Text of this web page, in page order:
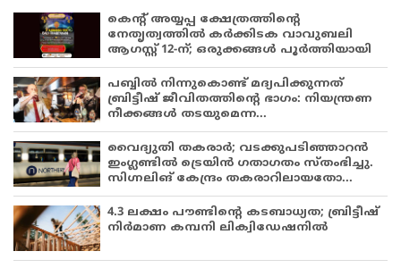
കെന്റ് അയ്യപ്പ ക്ഷേത്രത്തിന്റെ
നേതൃത്വത്തിൽ കർക്കിടക വാവുബലി
ആഗസ്റ്റ് 12-ന്; ഒരുക്കങ്ങൾ പൂർത്തിയായി
പബ്ബില്‍ നിന്നുകൊണ്ട് മദ്യപിക്കുന്നത്
ബ്രിട്ടീഷ് ജീവിതത്തിന്റെ ഭാഗം: നിയന്ത്രണ
നീക്കങ്ങള്‍ തടയുമെന്ന...
വൈദ്യുതി തകരാർ; വടക്കുപടിഞ്ഞാറൻ
ഇംഗ്ലണ്ടിൽ ട്രെയിൻ ഗതാഗതം സ്തംഭിച്ചു.
സിഗ്നലിങ് കേന്ദ്രം തകരാറിലായതോ...
4.3 ലക്ഷം പൗണ്ടിന്റെ കടബാധ്യത; ബ്രിട്ടീഷ്
നിർമാണ കമ്പനി ലിക്വിഡേഷനിൽ